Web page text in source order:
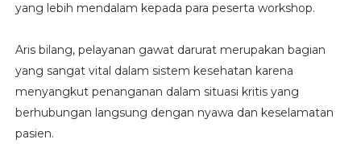
yang lebih mendalam kepada para peserta workshop.
Aris bilang, pelayanan gawat darurat merupakan bagian
yang sangat vital dalam sistem kesehatan karena
menyangkut penanganan dalam situasi kritis yang
berhubungan langsung dengan nyawa dan keselamatan
pasien.